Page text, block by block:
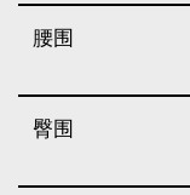
腰围
臀围